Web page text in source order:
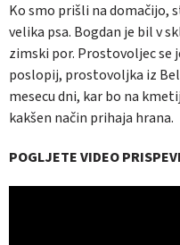
Ko smo prišli na domačijo,
velika psa. Bogdan je bil v
zimski por. Prostovoljec
poslopij, prostovoljka iz
mesecu dni, kar bo na
kakšen način prihaja hrana.
POGLJETE VIDEO